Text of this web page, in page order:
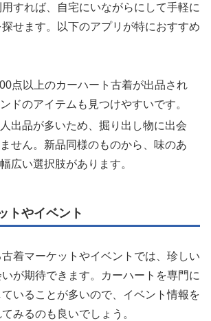
すれば、自宅にいながらにして手軽に
せます。以下のアプリが特におすすめ
点以上のカーハート古着が出品され
ドのアイテムも見つけやすいです。
人出品が多いため、掘り出し物に出会
せん。新品同様のものから、味のあ
広い選択肢があります。
トやイベント
着マーケットやイベントでは、珍しい
が期待できます。カーハートを専門に
いることが多いので、イベント情報を
みるのも良いでしょう。